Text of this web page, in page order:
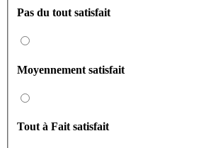
Pas du tout satisfait
Moyennement satisfait
Tout à Fait satisfait